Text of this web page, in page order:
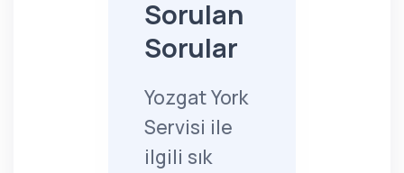
Sorulan
Sorular
Yozgat York
Servisi ile
ilgili sık